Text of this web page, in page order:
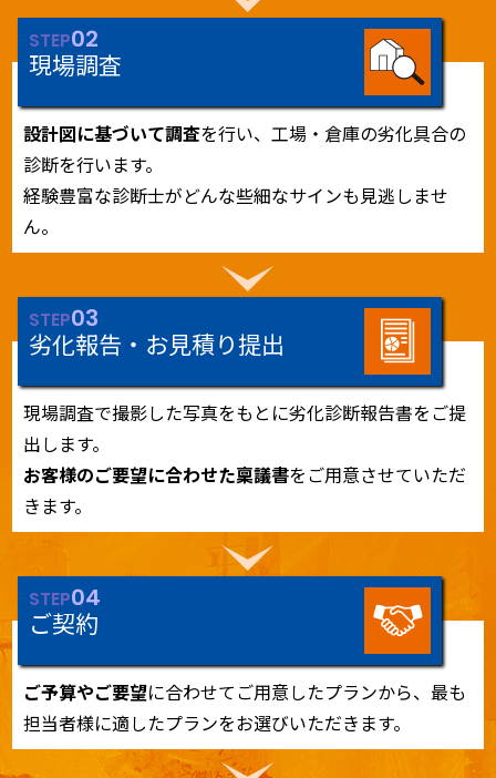
STEP02
現場調査
設計図に基づいて調査を行い、工場・倉庫の劣化具合の
診断を行います。
経験豊富な診断士がどんな些細なサインも見逃しませ
ん。
STEP03
劣化報告・お見積り提出
現場調査で撮影した写真をもとに劣化診断報告書をご提
出します。
お客様のご要望に合わせた稟議書をご用意させていただ
きます。
STEP04
ご契約
ご予算やご要望に合わせてご用意したプランから、最も
担当者様に適したプランをお選びいただきます。